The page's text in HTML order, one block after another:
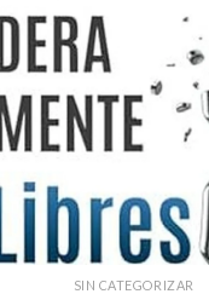
SIN CATEGORIZAR